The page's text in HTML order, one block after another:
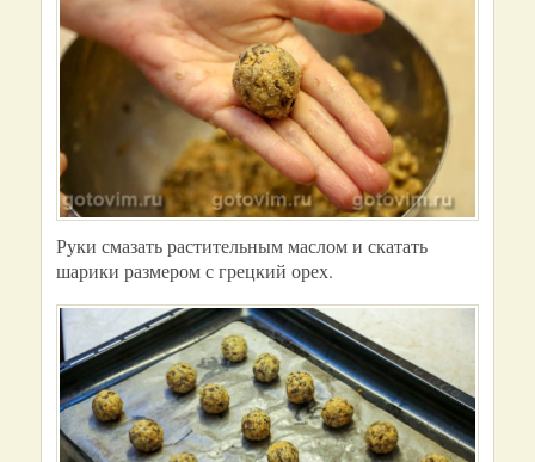
Руки смазать растительным маслом и скатать
шарики размером с грецкий орех.